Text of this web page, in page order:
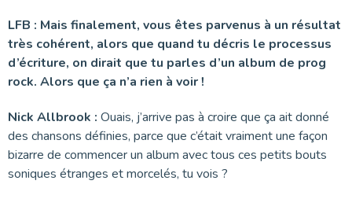
LFB : Mais finalement, vous êtes parvenus à un résultat
très cohérent, alors que quand tu décris le processus
d’écriture, on dirait que tu parles d’un album de prog
rock. Alors que ça n’a rien à voir !
Nick Allbrook : Ouais, j’arrive pas à croire que ça ait donné
des chansons définies, parce que c’était vraiment une façon
bizarre de commencer un album avec tous ces petits bouts
soniques étranges et morcelés, tu vois ?